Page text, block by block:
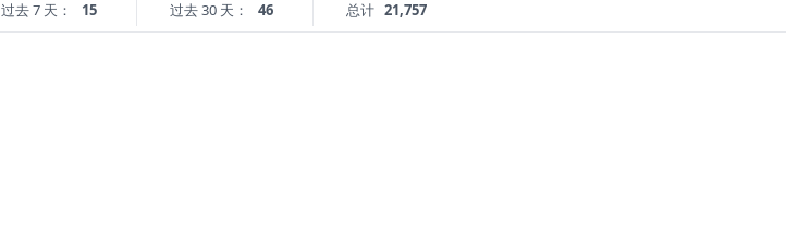
过去 7 天： 15 过去 30 天： 46 总计 21,757